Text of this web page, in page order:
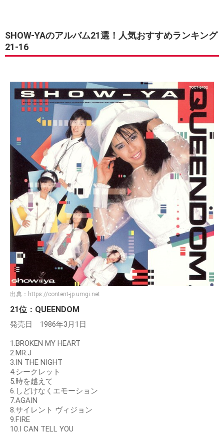
SHOW-YAのアルバム21選！人気おすすめランキング
21-16
出典： https://content-jp.umgi.net
21位：QUEENDOM
発売日 1986年3月1日
1.BROKEN MY HEART
2.MR.J
3.IN THE NIGHT
4.シークレット
5.時を越えて
6.しどけなくエモーション
7.AGAIN
8.サイレント ヴィジョン
9.FIRE
10.I CAN TELL YOU